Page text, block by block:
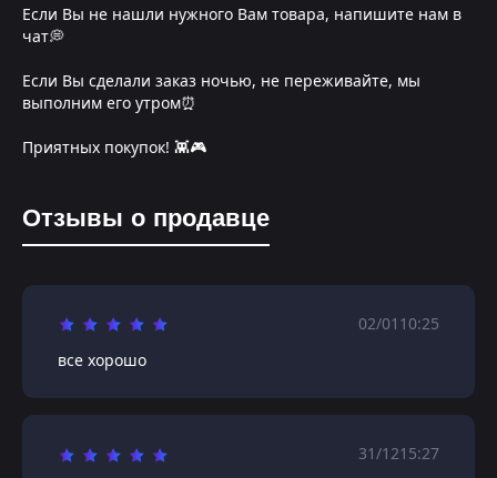
Если Вы не нашли нужного Вам товара, напишите нам в
чат💭
Если Вы сделали заказ ночью, не переживайте, мы
выполним его утром⏰
Приятных покупок! 👾🎮
Отзывы о продавце
02/01 10:25
все хорошо
31/1215:27